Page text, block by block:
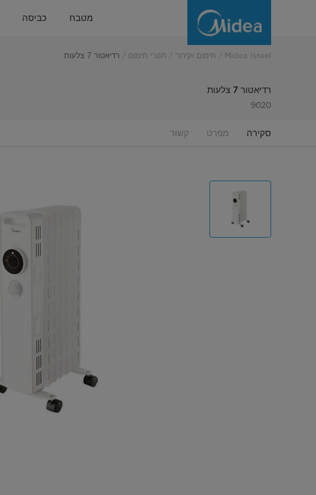
מטבח כביסה
Midea Israel חימום וקירור תנורי חימום רדיאטור 7 צלעות
רדיאטור 7 צלעות
9020
סקירה מפרט קשור